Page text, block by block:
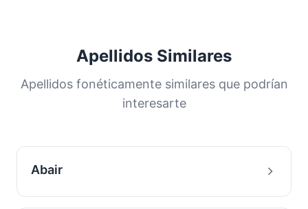
Apellidos Similares
Apellidos fonéticamente similares que podrían
interesarte
Abair